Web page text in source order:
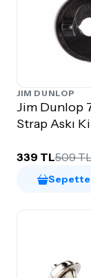
JIM DUNLOP
Jim Dunlop
Strap Askı
339 TL509
Sepette